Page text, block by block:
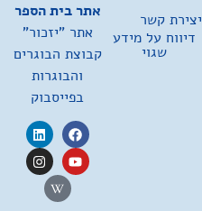
אתר בית הספר
אתר "יזכור"
קבוצת הבוגרים
והבוגרות
בפייסבוק
יצירת קשר
דיווח על מידע
שגוי